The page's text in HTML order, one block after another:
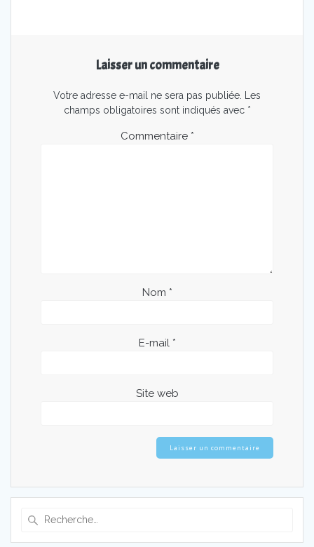
Laisser un commentaire
Votre adresse e-mail ne sera pas publiée. Les
champs obligatoires sont indiqués avec *
Commentaire *
Nom *
E-mail *
Site web